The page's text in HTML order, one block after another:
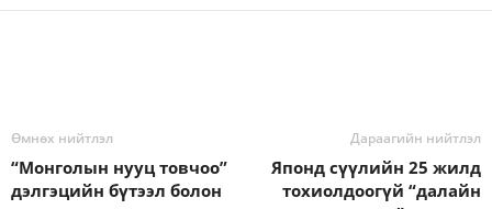
Өмнөх нийтлэл
“Монголын нууц товчоо”
дэлгэцийн бүтээл болон
Дараагийн нийтлэл
Японд сүүлийн 25 жилд
тохиолдоогүй “далайн